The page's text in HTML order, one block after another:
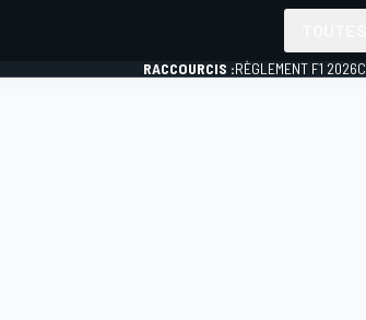
RACCOURCIS :RÈGLEMENT F1 2026